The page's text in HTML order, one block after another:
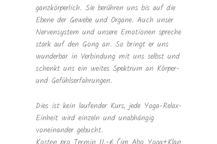
ganzkörperlich. Sie berühren uns bis auf die
Ebene der Gewebe und Organe. Auch unser
Nervensystem und unsere Emotionen sprechen
stark auf den Gong an. So bringt er uns
wunderbar in Verbindung mit uns selbst und
schenkt uns ein weites Spektrum an Körper-
und Gefühlserfahrungen.
Dies ist kein laufender Kurs, jede Yoga-Relax-
Einheit wird einzeln und unabhängig
voneinander gebucht.